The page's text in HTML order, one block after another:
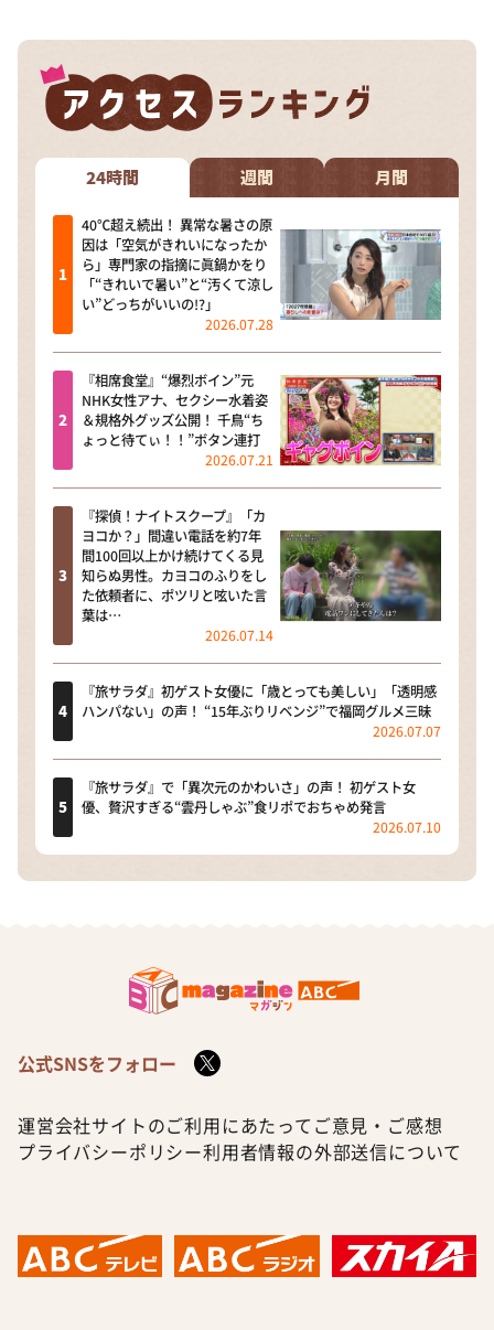
24時間 週間 月間
40℃超え続出！ 異常な暑さの原
因は「空気がきれいになったか
ら」専門家の指摘に眞鍋かをり
「“きれいで暑い”と“汚くて涼し
い”どっちがいいの!?」
2026.07.28
『相席食堂』“爆烈ボイン”元
NHK女性アナ、セクシー水着姿
＆規格外グッズ公開！ 千鳥“ち
ょっと待てぃ！！”ボタン連打
2026.07.21
『探偵！ナイトスクープ』「カ
ヨコか？」間違い電話を約7年
間100回以上かけ続けてくる見
知らぬ男性。カヨコのふりをし
た依頼者に、ポツリと呟いた言
葉は…
2026.07.14
『旅サラダ』初ゲスト女優に「歳とっても美しい」「透明感
ハンパない」の声！ “15年ぶりリベンジ”で福岡グルメ三昧
2026.07.07
『旅サラダ』で「異次元のかわいさ」の声！ 初ゲスト女
優、贅沢すぎる“雲丹しゃぶ”食リポでおちゃめ発言
2026.07.10
公式SNSをフォロー
運営会社サイトのご利用にあたって ご意見・ご感想
プライバシーポリシー利用者情報の外部送信について